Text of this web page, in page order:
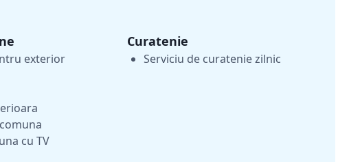
exterior
cu TV
Curatenie
Serviciu de curatenie zilnic